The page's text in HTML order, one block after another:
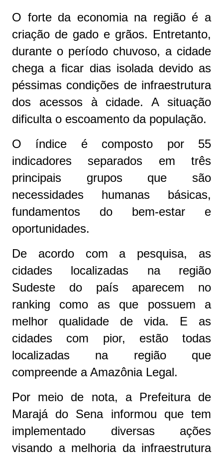
O forte da economia na região é a
criação de gado e grãos. Entretanto,
durante o período chuvoso, a cidade
chega a ficar dias isolada devido as
péssimas condições de infraestrutura
dos acessos à cidade. A situação
dificulta o escoamento da população.
O índice é composto por 55
indicadores separados em três
principais grupos que são
necessidades humanas básicas,
fundamentos do bem-estar e
oportunidades.
De acordo com a pesquisa, as
cidades localizadas na região
Sudeste do país aparecem no
ranking como as que possuem a
melhor qualidade de vida. E as
cidades com pior, estão todas
localizadas na região que
compreende a Amazônia Legal.
Por meio de nota, a Prefeitura de
Marajá do Sena informou que tem
implementado diversas ações
visando a melhoria da infraestrutura